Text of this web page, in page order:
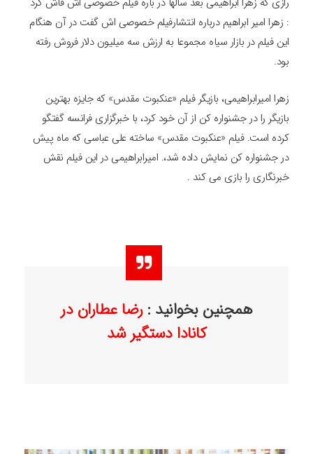
: زهرا امیر ابراهیم درباره انتشارفیلم خصوصی اش گفت در آن هنگام
این فیلم در بازار سیاه مجموعا به ارزش سه میلیون دلار فروش رفته
بود.
زهرا امیرابراهیمی، بازیگر فیلم «عنکبوت مقدس» که جایزه بهترین
بازیگر را در جشنواره کن از آن خود کرد، با خبرگزاری فرانسه گفتگو
کرده است. فیلم «عنکبوت مقدس» ساخته علی عباسی که ماه پیش
در جشنواره کن نمایش داده شد،. امیرابراهیمی در این فیلم نقش
خبرنگاری را بازی می کند .
همچنین بخوانید :رضا عطاران در
کانادا دستگیر شد